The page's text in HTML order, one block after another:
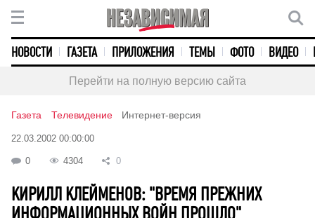
НОВОСТИ ГАЗЕТА ПРИЛОЖЕНИЯ ТЕМЫ ФОТО ВИДЕО
Перейти на полную версию сайта
Газета Телевидение Интернет-версия
22.03.2002 00:00:00
0 4304 0
КИРИЛЛ КЛЕЙМЕНОВ: "ВРЕМЯ ПРЕЖНИХ